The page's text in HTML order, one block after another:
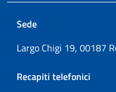
Sede
Largo Chigi 19, 00187
Recapiti telefonici